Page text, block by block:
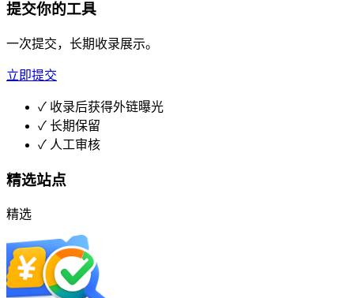
提交你的工具
一次提交，长期收录展示。
立即提交
✓ 收录后获得外链曝光
✓ 长期保留
✓ 人工审核
精选站点
精选